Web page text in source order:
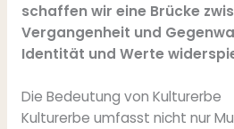
schaffen wir eine Brücke
Vergangenheit und
Identität und Werte
Die Bedeutung von Kulturerbe
Kulturerbe umfasst nicht nur